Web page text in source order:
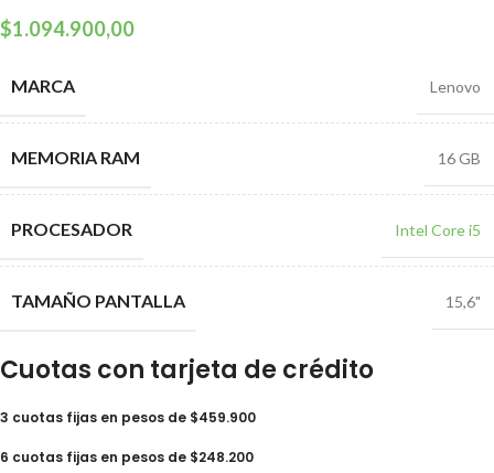
$1.094.900,00
MARCA Lenovo
MEMORIA RAM 16 GB
PROCESADOR Intel Core i5
TAMAÑO PANTALLA 15,6"
Cuotas con tarjeta de crédito
3 cuotas fijas en pesos de $459.900
6 cuotas fijas en pesos de $248.200